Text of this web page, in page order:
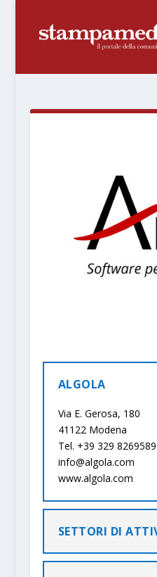
ALGOLA
Via E. Gerosa, 180
41122 Modena
Tel. +39 329 8269589
info@algola.com
www.algola.com
SETTORI DI